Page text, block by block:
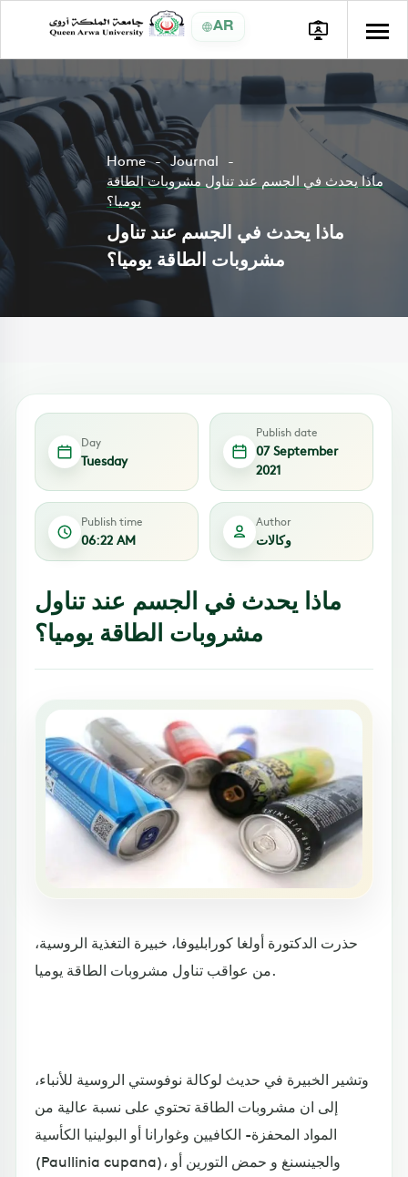
AR
Home
Journal
ماذا يحدث في الجسم عند تناول مشروبات الطاقة
يوميا؟
ماذا يحدث في الجسم عند تناول
مشروبات الطاقة يوميا؟
Day
Tuesday
Publish date
07 September
2021
Publish time
06:22 AM
Author
وكالات
ماذا يحدث في الجسم عند تناول
مشروبات الطاقة يوميا؟
حذرت الدكتورة أولغا كورابليوفا، خبيرة التغذية الروسية،
من عواقب تناول مشروبات الطاقة يوميا.
وتشير الخبيرة في حديث لوكالة نوفوستي الروسية للأنباء،
إلى ان مشروبات الطاقة تحتوي على نسبة عالية من
المواد المحفزة- الكافيين وغوارانا أو البولينيا الكأسية
(Paullinia cupana)، والجينسنغ و حمض التورين أو